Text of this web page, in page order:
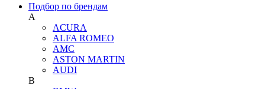
Подбор по брендам
A
ACURA
ALFA ROMEO
AMC
ASTON MARTIN
AUDI
B